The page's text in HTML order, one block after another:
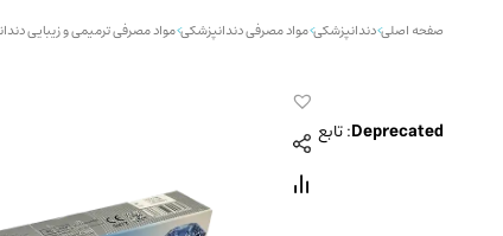
صفحه اصلی>دندانپزشکی>مواد مصرفی دندانپزشکی>مواد مصرفی ترمیمی و زیبایی
Deprecated: تابع